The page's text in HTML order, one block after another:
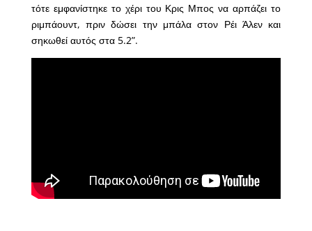
τότε εμφανίστηκε το χέρι του Κρις Μπος να αρπάζει το
ριμπάουντ, πριν δώσει την μπάλα στον Ρέι Άλεν και
σηκωθεί αυτός στα 5.2”.